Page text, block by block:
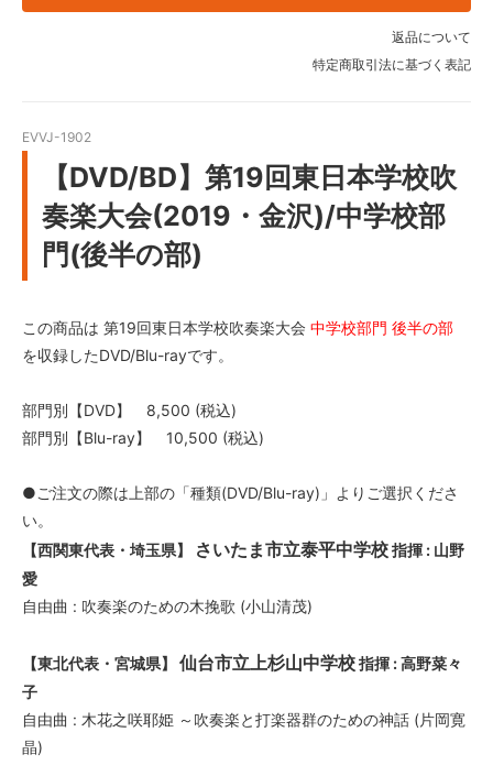
返品について
特定商取引法に基づく表記
EVVJ-1902
【DVD/BD】第19回東日本学校吹
奏楽大会(2019・金沢)/中学校部
門(後半の部)
この商品は 第19回東日本学校吹奏楽大会 中学校部門 後半の部
を収録したDVD/Blu-rayです。
部門別【DVD】 8,500 (税込)
部門別【Blu-ray】 10,500 (税込)
●ご注文の際は上部の「種類(DVD/Blu-ray)」よりご選択くださ
い。
【西関東代表・埼玉県】
さいたま市立泰平中学校指揮 : 山野
愛
自由曲 : 吹奏楽のための木挽歌 (小山清茂)
【東北代表・宮城県】 仙台市立上杉山中学校指揮 : 高野菜々
子
自由曲 : 木花之咲耶姫 ～吹奏楽と打楽器群のための神話 (片岡寛
晶)